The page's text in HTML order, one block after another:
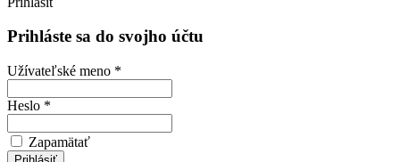
Prihláste sa do svojho účtu
Užívateľské meno *
Heslo *
Zapamätať